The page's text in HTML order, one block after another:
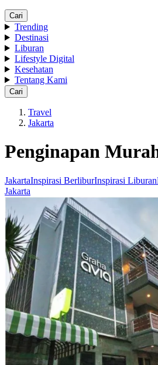
Cari
Trending
Destinasi
Liburan
Lifestyle Digital
Kesehatan
Tentang Kami
Cari
Travel
Jakarta
Penginapan
JakartaInspirasi BerliburInspirasi Liburan
Jakarta